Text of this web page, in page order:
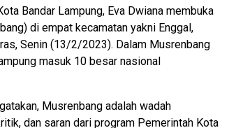
Bandar Lampung, Eva Dwiana membuka
di empat kecamatan yakni Enggal,
Senin (13/2/2023). Dalam Musrenbang
masuk 10 besar nasional
Musrenbang adalah wadah
dan saran dari program Pemerintah Kota